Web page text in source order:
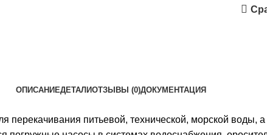
ОПИСАНИЕДЕТАЛИОТЗЫВЫ (0)ДОКУМЕНТАЦИЯ
питьевой, технической, морской воды,